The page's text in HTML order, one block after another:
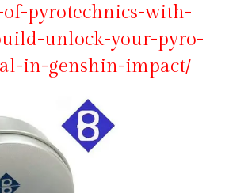
pyrotechnics-with-
unlock-your-pyro-
in-genshin-impact/